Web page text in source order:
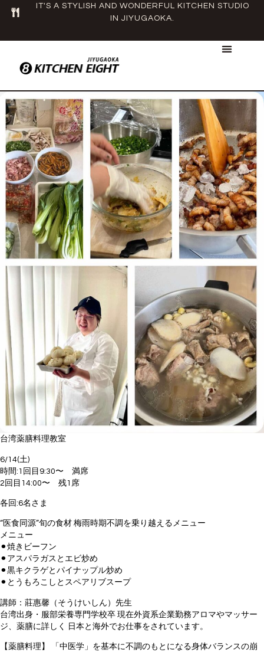
IT'S A STYLISH AND WONDERFUL KITCHEN STUDIO
IN JIYUGAOKA.
台湾薬膳料理教室
6/14(土)
時間:1回目9:30〜 満席
2回目14:00〜 残1席
各回:6名さま
“医食同源”旬の食材 梅雨時期不調を乗り越えるメニュー
メニュー
⚫︎ 焼きビーフン
⚫︎ アスパラガスとエビ炒め
⚫︎ 黒キクラゲとパイナップル炒め
⚫︎ とうもろこしとスペアリブスープ
講師： 莊惠馨 （そうけいしん）先生
台湾出身・服部栄養専門学校卒 現在外資系企業勤務アロマやマッサー
ジ、薬膳に詳しく 日本と海外でお仕事をされています。
【薬膳料理】 「中医学」を基本に不調のもとになる身体バランスの崩